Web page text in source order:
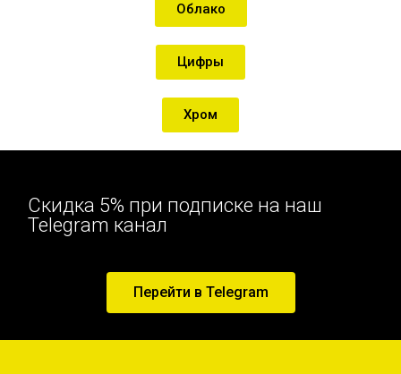
Облако
Цифры
Хром
Скидка 5% при подписке на наш
Telegram канал
Перейти в Telegram